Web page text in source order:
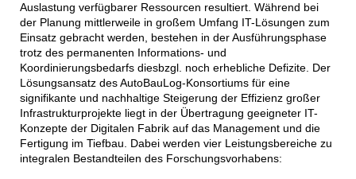
Auslastung verfügbarer Ressourcen resultiert. Während bei
der Planung mittlerweile in großem Umfang IT-Lösungen zum
Einsatz gebracht werden, bestehen in der Ausführungsphase
trotz des permanenten Informations- und
Koordinierungsbedarfs diesbzgl. noch erhebliche Defizite. Der
Lösungsansatz des AutoBauLog-Konsortiums für eine
signifikante und nachhaltige Steigerung der Effizienz großer
Infrastrukturprojekte liegt in der Übertragung geeigneter IT-
Konzepte der Digitalen Fabrik auf das Management und die
Fertigung im Tiefbau. Dabei werden vier Leistungsbereiche zu
integralen Bestandteilen des Forschungsvorhabens: